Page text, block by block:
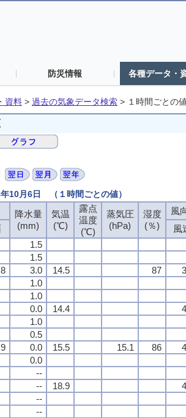
防災情報 各種データ・
資料 > 過去の気象データ検索 > １時間ごとの
10月6日 （１時間ごとの値）
降水量
(mm)
気温
(℃)
露点
温度
(℃)
蒸気圧
(hPa)
湿度
(％)
風
風
1.5
1.5
3.0 14.5 87
1.0
1.0
0.0 14.4
1.0
0.5
0.0 15.5 15.1 86
0.0
--
-- 18.9
--
--